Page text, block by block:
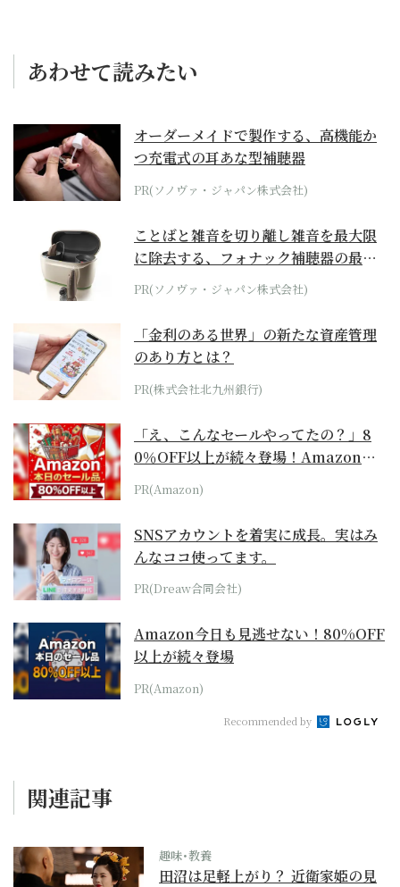
あわせて読みたい
オーダーメイドで製作する、高機能か
つ充電式の耳あな型補聴器
PR(ソノヴァ・ジャパン株式会社)
ことばと雑音を切り離し雑音を最大限
に除去する、フォナック補聴器の最上
位モデル
PR(ソノヴァ・ジャパン株式会社)
「金利のある世界」の新たな資産管理
のあり方とは？
PR(株式会社北九州銀行)
「え、こんなセールやってたの？」8
0％OFF以上が続々登場！Amazonの
本気が...
PR(Amazon)
SNSアカウントを着実に成長。実はみ
んなココ使ってます。
PR(Dreaw合同会社)
Amazon今日も見逃せない！80%OFF
以上が続々登場
PR(Amazon)
Recommended by
関連記事
趣味･教養
田沼は足軽上がり？ 近衛家姫の見